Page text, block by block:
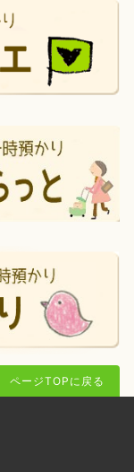
ページTOPに戻る